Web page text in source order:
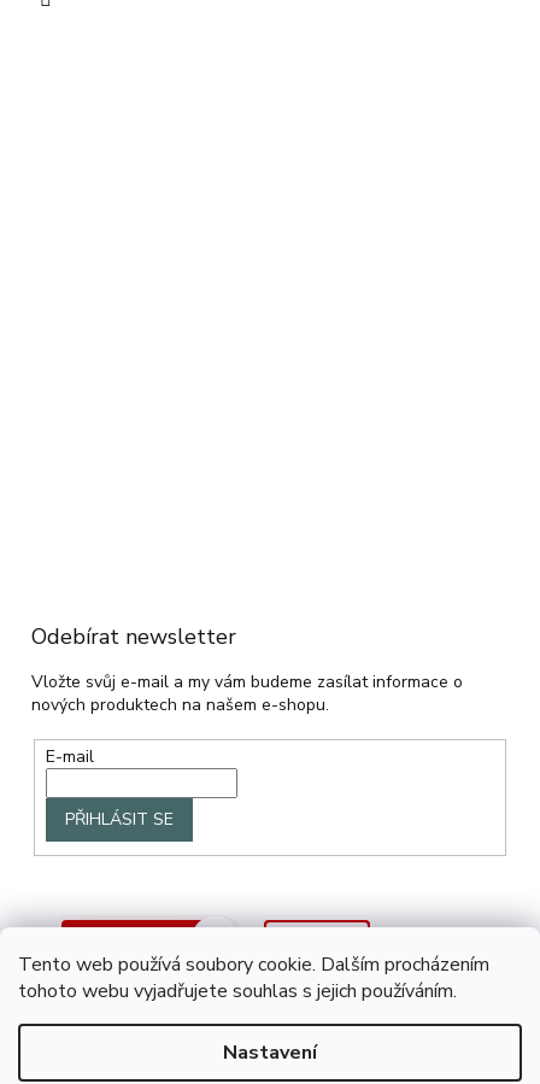
Tento web používá soubory cookie. Dalším procházením
tohoto webu vyjadřujete souhlas s jejich používáním.
Nastavení
Odebírat newsletter
Vložte svůj e-mail a my vám budeme zasílat informace o
nových produktech na našem e-shopu.
E-mail
PŘIHLÁSIT SE
Vytvořil Shoptet